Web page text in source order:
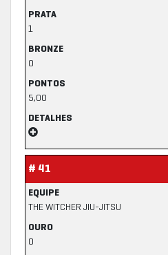
PRATA
1
BRONZE
0
PONTOS
5,00
DETALHES
# 41
EQUIPE
THE WITCHER JIU-JITSU
OURO
0